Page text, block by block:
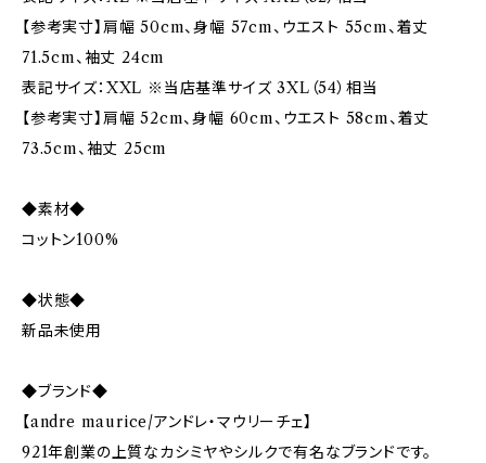
【参考実寸】肩幅 50cm、身幅 57cm、ウエスト 55cm、着丈
71.5cm、袖丈 24cm
表記サイズ：XXL ※当店基準サイズ 3XL（54）相当
【参考実寸】肩幅 52cm、身幅 60cm、ウエスト 58cm、着丈
73.5cm、袖丈 25cm
◆素材◆
コットン100%
◆状態◆
新品未使用
◆ブランド◆
【andre maurice/アンドレ・マウリーチェ】
921年創業の上質なカシミヤやシルクで有名なブランドです。